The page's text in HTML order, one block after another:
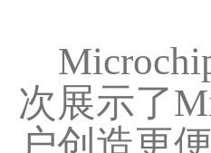
次展示了
户创造更